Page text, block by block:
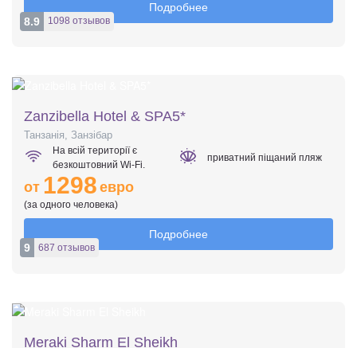
8.9 1098 отзывов
Подробнее
9 687 отзывов
Zanzibella Hotel & SPA5*
Танзанія, Занзібар
На всій території є
безкоштовний Wi-Fi.
приватний піщаний пляж
от 1298 евро
(за одного человека)
Подробнее
Meraki Sharm El Sheikh